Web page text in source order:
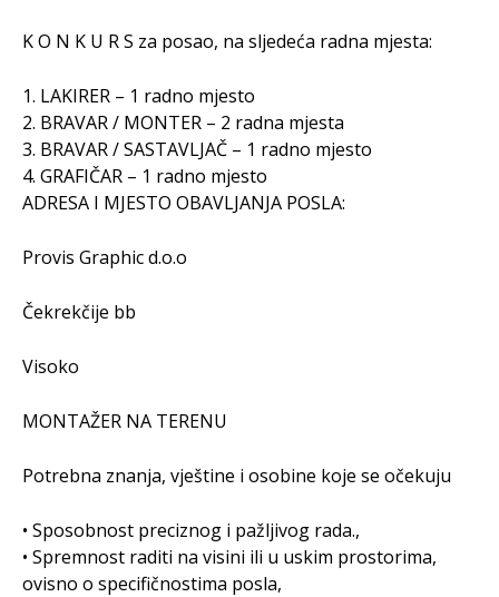
K O N K U R S za posao, na sljedeća radna mjesta:
1. LAKIRER – 1 radno mjesto
2. BRAVAR / MONTER – 2 radna mjesta
3. BRAVAR / SASTAVLJAČ – 1 radno mjesto
4. GRAFIČAR – 1 radno mjesto
ADRESA I MJESTO OBAVLJANJA POSLA:
Provis Graphic d.o.o
Čekrekčije bb
Visoko
MONTAŽER NA TERENU
Potrebna znanja, vještine i osobine koje se očekuju
• Sposobnost preciznog i pažljivog rada.,
• Spremnost raditi na visini ili u uskim prostorima,
ovisno o specifičnostima posla,